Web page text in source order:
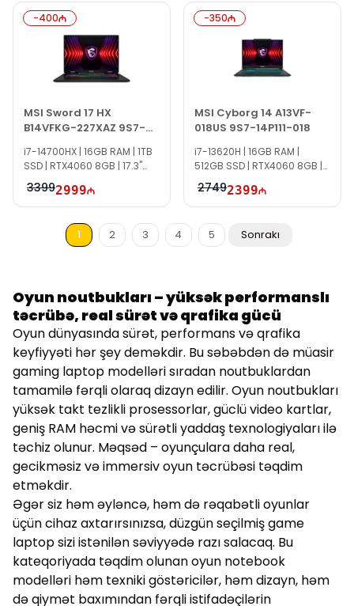
-400
MSI Sword 17 HX
B14VFKG-227XAZ 9S7-
17T214-227
i7-14700HX | 16GB RAM | 1TB
SSD | RTX4060 8GB | 17.3"
FHD+ | 165Hz | Win11 Pro |
TG1372
33992999
-350
MSI Cyborg 14 A13VF-
018US 9S7-14P111-018
i7-13620H | 16GB RAM |
512GB SSD | RTX4060 8GB |
14″ FHD+ | 144Hz | Win11 Pro |
TG1382
27492399
1 2 3 4 5 Sonrakı
Oyun noutbukları – yüksək performanslı
təcrübə, real sürət və qrafika gücü
Oyun dünyasında sürət, performans və qrafika
keyfiyyəti hər şey deməkdir. Bu səbəbdən də müasir
gaming laptop modelləri sıradan noutbuklardan
tamamilə fərqli olaraq dizayn edilir. Oyun noutbukları
yüksək takt tezlikli prosessorlar, güclü video kartlar,
geniş RAM həcmi və sürətli yaddaş texnologiyaları ilə
təchiz olunur. Məqsəd – oyunçulara daha real,
gecikməsiz və immersiv oyun təcrübəsi təqdim
etməkdir.
Əgər siz həm əyləncə, həm də rəqabətli oyunlar
üçün cihaz axtarırsınızsa, düzgün seçilmiş game
laptop sizi istənilən səviyyədə razı salacaq. Bu
kateqoriyada təqdim olunan oyun notebook
modelləri həm texniki göstəricilər, həm dizayn, həm
də qiymət baxımından fərqli istifadəçilərin